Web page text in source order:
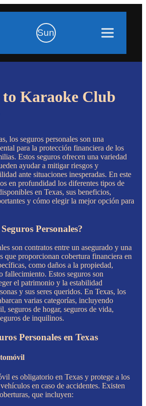
Sun
to Karaoke Club
los seguros personales son una
para la protección financiera de los
Estos seguros ofrecen una variedad
ayudar a mitigar riesgos y
ante situaciones inesperadas. En este
en profundidad los diferentes tipos de
en Texas, sus beneficios,
y cómo elegir la mejor opción para
Personales?
son contratos entre un asegurado y una
que proporcionan cobertura financiera en
como daños a la propiedad,
fallecimiento. Estos seguros son
el patrimonio y la estabilidad
y sus seres queridos. En Texas, los
varias categorías, incluyendo
seguros de hogar, seguros de vida,
de inquilinos.
Personales en Texas
es obligatorio en Texas y protege a los
en caso de accidentes. Existen
que incluyen: